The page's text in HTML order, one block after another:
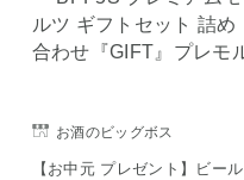
お酒のビッグボス
【お中元 プレゼント】ビール